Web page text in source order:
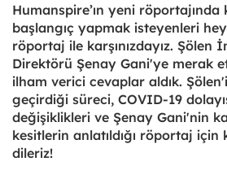
Humanspire’ın yeni
başlangıç yapmak isteyenleri
röportaj ile karşınızdayız. Şölen
Direktörü Şenay Gani'ye merak
ilham verici cevaplar aldık.
geçirdiği süreci, COVID-19
değişiklikleri ve Şenay Gani'nin
kesitlerin anlatıldığı röportaj
dileriz!